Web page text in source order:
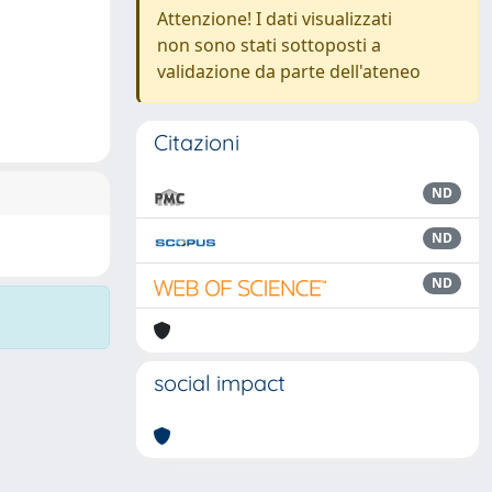
Attenzione! I dati visualizzati
non sono stati sottoposti a
validazione da parte dell'ateneo
Citazioni
ND
ND
ND
social impact